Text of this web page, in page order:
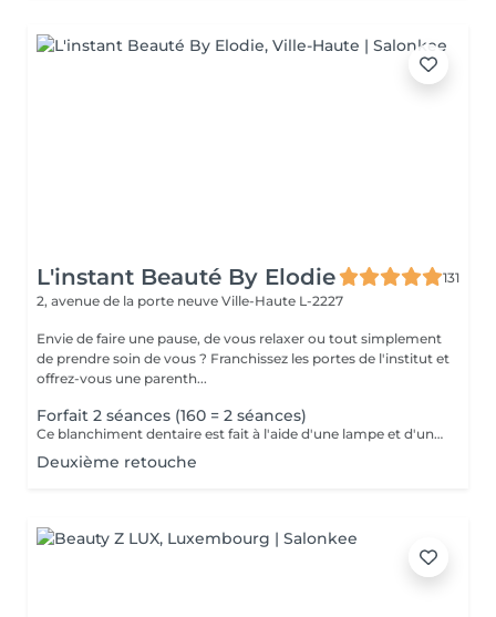
L'instant Beauté By Elodie
131
2, avenue de la porte neuve Ville-Haute L-2227
Envie de faire une pause, de vous relaxer ou tout simplement
de prendre soin de vous ? Franchissez les portes de l'institut et
offrez-vous une parenth...
Forfait 2 séances (160 = 2 séances)
Ce blanchiment dentaire est fait à l'aide d'une lampe et d'un gel blanchissant le résultat sont 100% garantis interdit aux femmes enceintes, allaitante, diabétiques
Deuxième retouche